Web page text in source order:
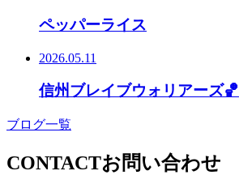
ペッパーライス
2026.05.11
信州ブレイブウォリアーズ🏀
ブログ一覧
CONTACTお問い合わせ